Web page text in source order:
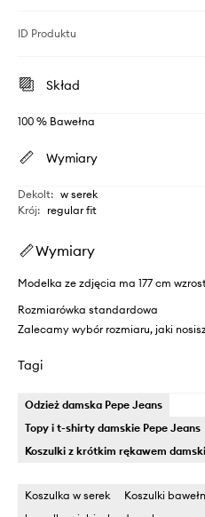
ID Produktu
Skład
100 % Bawełna
Wymiary
Dekolt: w serek
Krój: regular fit
Wymiary
Modelka ze zdjęcia ma 177 cm
Rozmiarówka standardowa
Zalecamy wybór rozmiaru, jaki
Tagi
Odzież damska Pepe Jeans
Topy i t-shirty damskie Pepe Jeans
Koszulki z krótkim rękawem
Koszulka w serek
Koszulki